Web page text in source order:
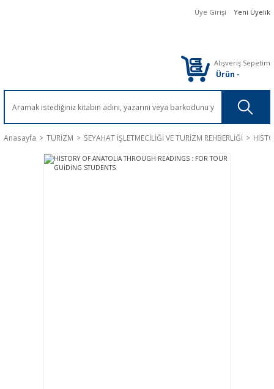
Üye Girişi Yeni Üyelik
Alışveriş Sepetim
Ürün -
Anasayfa TURİZM SEYAHAT İŞLETMECİLİĞİ VE TURİZM REHBERLİĞİ